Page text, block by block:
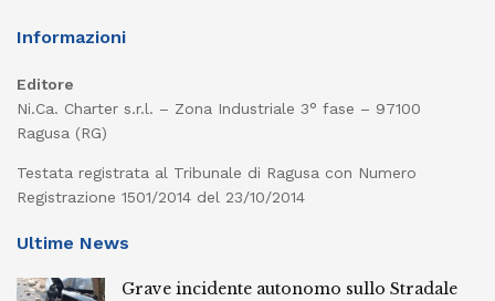
Informazioni
Editore
Ni.Ca. Charter s.r.l. – Zona Industriale 3° fase – 97100
Ragusa (RG)
Testata registrata al Tribunale di Ragusa con Numero
Registrazione 1501/2014 del 23/10/2014
Ultime News
Grave incidente autonomo sullo Stradale